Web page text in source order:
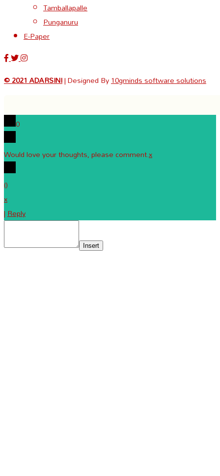
Tamballapalle
Punganuru
E-Paper
© 2021 ADARSINI| Designed By10gminds software solutions
0
Would love your thoughts, please comment.x
()
x
|Reply
Insert